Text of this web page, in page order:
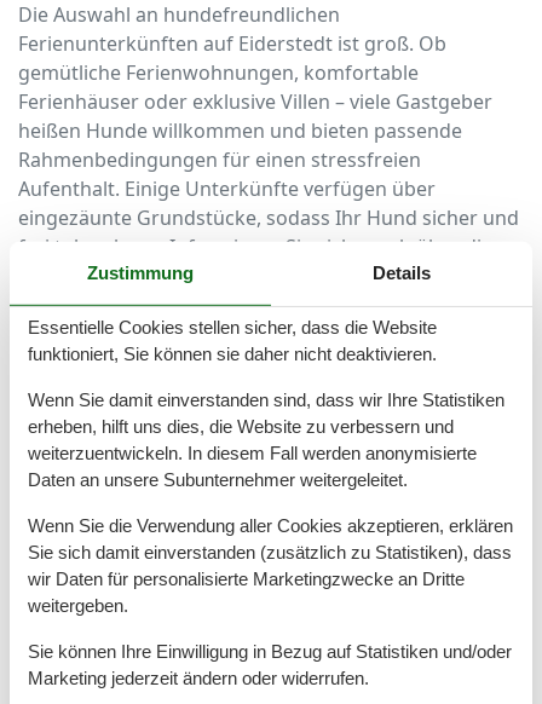
Die Auswahl an hundefreundlichen
Ferienunterkünften auf Eiderstedt ist groß. Ob
gemütliche Ferienwohnungen, komfortable
Ferienhäuser oder exklusive Villen – viele Gastgeber
heißen Hunde willkommen und bieten passende
Rahmenbedingungen für einen stressfreien
Aufenthalt. Einige Unterkünfte verfügen über
eingezäunte Grundstücke, sodass Ihr Hund sicher und
frei toben kann. Informieren Sie sich vorab über die
jeweiligen Angebote und finden Sie Ihr perfektes
Urlaubsdomizil.
Aktivitäten für Sie und Ihren Hund an der
Nordsee
Eiderstedt bietet zahlreiche Möglichkeiten für
abwechslungsreiche Aktivitäten mit Hund. Die
Spaziergang und Spielen ein. Hundestrände mit
ausgewiesenen Freilaufflächen machen den Aufenthalt
besonders angenehm. Auch Wattwanderungen,
Fahrradtouren und Ausflüge durch die einzigartige
Marschlandschaft lassen keine Langeweile
aufkommen. So wird Ihr Urlaub zu einem Erlebnis, das
Zustimmung Details
Essentielle Cookies stellen sicher, dass die Website
funktioniert, Sie können sie daher nicht deaktivieren.
Wenn Sie damit einverstanden sind, dass wir Ihre Statistiken
erheben, hilft uns dies, die Website zu verbessern und
weiterzuentwickeln. In diesem Fall werden anonymisierte
Daten an unsere Subunternehmer weitergeleitet.
Wenn Sie die Verwendung aller Cookies akzeptieren, erklären
Sie sich damit einverstanden (zusätzlich zu Statistiken), dass
wir Daten für personalisierte Marketingzwecke an Dritte
weitergeben.
Sie können Ihre Einwilligung in Bezug auf Statistiken und/oder
Marketing jederzeit ändern oder widerrufen.